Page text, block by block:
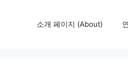
소개 페이지 (About)